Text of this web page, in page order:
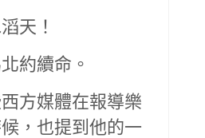
天！
約續命。
方媒體在報導樂
，也提到他的一